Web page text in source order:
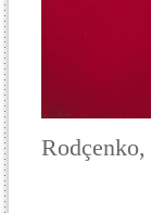
Rodçenko,